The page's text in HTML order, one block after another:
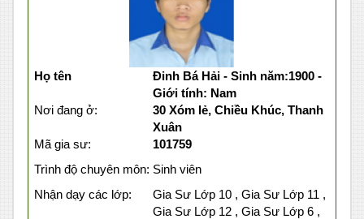
Họ tên
Đinh Bá Hải - Sinh năm:1900 -
Giới tính: Nam
Nơi đang ở:
30 Xóm lẻ, Chiều Khúc, Thanh
Xuân
Mã gia sư:
101759
Trình độ chuyên môn: Sinh viên
Nhận dạy các lớp:
Gia Sư Lớp 10 , Gia Sư Lớp 11 ,
Gia Sư Lớp 12 , Gia Sư Lớp 6 ,